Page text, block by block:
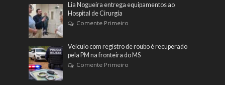
Lia Nogueira entrega equipamentos ao
Hospital de Cirurgia
Comente Primeiro
Veículo com registro de roubo é recuperado
pela PM na fronteira do MS
Comente Primeiro